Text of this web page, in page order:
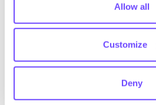
tiny cookie so that you're not
again.
Allow all
Customize
Deny
Español